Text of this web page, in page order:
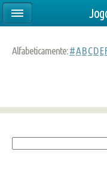
Alfabeticamente:#ABCDE